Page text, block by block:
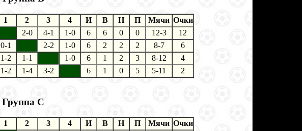
1 2 3 4 И В Н П Мячи Очки
2-0 4-1 1-0 6 6 0 0 12-3
12
0-1 2-2 1-0 6 2 2 2 8-7
6
1-2 1-1 1-0 6 1 2 3 8-12
4
1-2 1-4 3-2 6 1 0 5 5-11 2
Группа С
1 2 3 4 И В Н П Мячи Очки